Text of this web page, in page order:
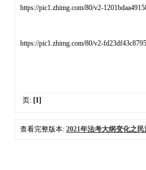
https://pic1.zhimg.com/80/v2-
https://pic1.zhimg.com/80/v2-
页: [1]
查看完整版本: 2021年法考大纲变化之民